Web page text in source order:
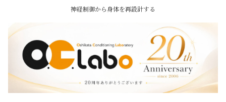
神経制御から身体を再設計する